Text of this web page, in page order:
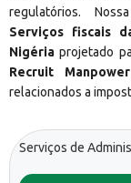
regulatórios.
Serviços fiscais
Nigéria projetado
Recruit Manpower
relacionados a
Serviços de